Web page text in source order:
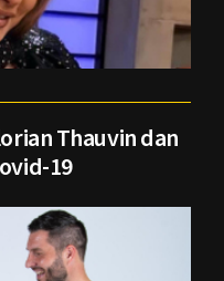
Thauvin dan
19